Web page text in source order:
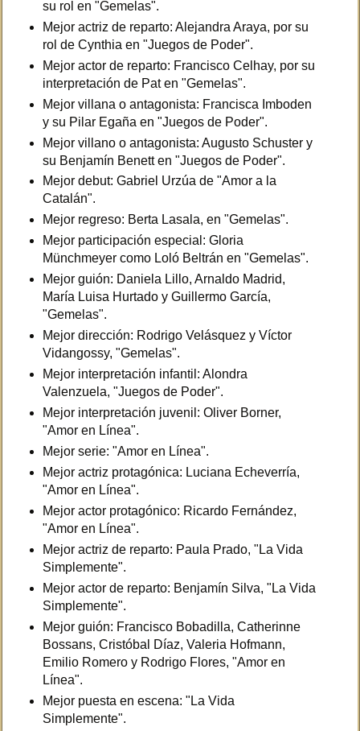
su rol en "Gemelas".
Mejor actriz de reparto: Alejandra Araya, por su
rol de Cynthia en "Juegos de Poder".
Mejor actor de reparto: Francisco Celhay, por su
interpretación de Pat en "Gemelas".
Mejor villana o antagonista: Francisca Imboden
y su Pilar Egaña en "Juegos de Poder".
Mejor villano o antagonista: Augusto Schuster y
su Benjamín Benett en "Juegos de Poder".
Mejor debut: Gabriel Urzúa de "Amor a la
Catalán".
Mejor regreso: Berta Lasala, en "Gemelas".
Mejor participación especial: Gloria
Münchmeyer como Loló Beltrán en "Gemelas".
Mejor guión: Daniela Lillo, Arnaldo Madrid,
María Luisa Hurtado y Guillermo García,
"Gemelas".
Mejor dirección: Rodrigo Velásquez y Víctor
Vidangossy, "Gemelas".
Mejor interpretación infantil: Alondra
Valenzuela, "Juegos de Poder".
Mejor interpretación juvenil: Oliver Borner,
"Amor en Línea".
Mejor serie: "Amor en Línea".
Mejor actriz protagónica: Luciana Echeverría,
"Amor en Línea".
Mejor actor protagónico: Ricardo Fernández,
"Amor en Línea".
Mejor actriz de reparto: Paula Prado, "La Vida
Simplemente".
Mejor actor de reparto: Benjamín Silva, "La Vida
Simplemente".
Mejor guión: Francisco Bobadilla, Catherinne
Bossans, Cristóbal Díaz, Valeria Hofmann,
Emilio Romero y Rodrigo Flores, "Amor en
Línea".
Mejor puesta en escena: "La Vida
Simplemente".